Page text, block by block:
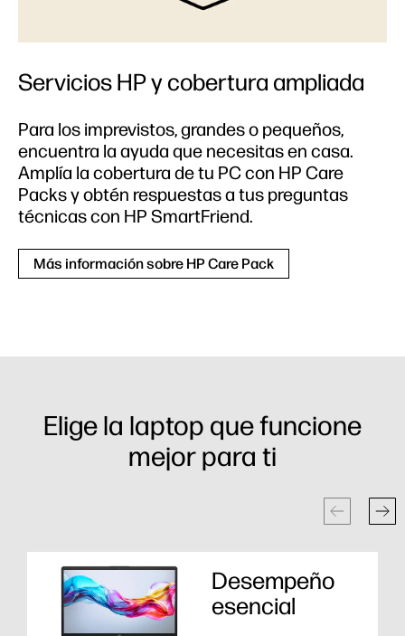
Servicios HP y cobertura ampliada
Para los imprevistos, grandes o pequeños,
encuentra la ayuda que necesitas en casa.
Amplía la cobertura de tu PC con HP Care
Packs y obtén respuestas a tus preguntas
técnicas con HP SmartFriend.
Más información sobre HP Care Pack
Elige la laptop que funcione
mejor para ti
Desempeño
esencial